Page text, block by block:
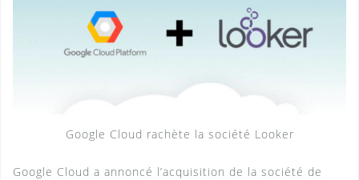
Google Cloud rachète la société Looker
Google Cloud a annoncé l’acquisition de la société de